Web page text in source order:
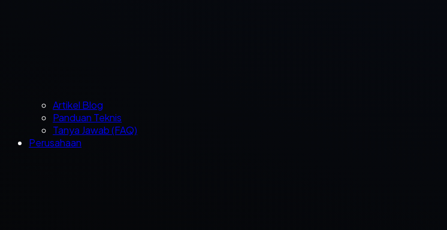
Artikel Blog
Panduan Teknis
Tanya Jawab (FAQ)
Perusahaan